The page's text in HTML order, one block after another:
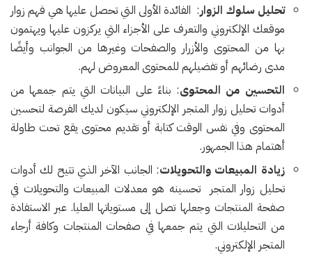
تحليل سلوك الزوار: الفائدة الأولى التي تحصل عليها هي فهم زوار
موقعك الإلكتروني والتعرف على الأجزاء التي يركزون عليها ويهتمون
بها من المحتوى والأزرار والصفحات وغيرها من الجوانب وأيضًا
مدى رضائهم أو تفضيلهم للمحتوى المعروض لهم.
التحسين من المحتوى: بناءً على البيانات التي يتم جمعها من
أدوات تحليل زوار المتجر الإلكتروني سيكون لديك الفرصة لتحسين
المحتوى وفي نفس الوقت كتابة أو تقديم محتوى يقع تحت طاولة
أهتمام هذا الجمهور.
زيادة المبيعات والتحويلات: الجانب الآخر الذي تتيح لك أدوات
تحليل زوار المتجر تحسينه هو معدلات المبيعات والتحويلات في
صفحة المنتجات وجعلها تصل إلى مستوياتها العليا. عبر الاستفادة
من التحليلات التي يتم جمعها في صفحات المنتجات وكافة أرجاء
المتجر الإلكتروني.